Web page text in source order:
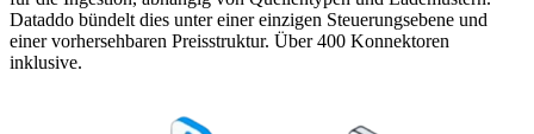
Dataddo bündelt dies unter einer einzigen Steuerungsebene und
einer vorhersehbaren Preisstruktur. Über 400 Konnektoren
inklusive.